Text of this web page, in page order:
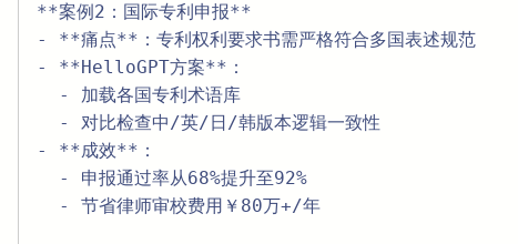
**案例2：国际专利申报**
- **痛点**：专利权利要求书需严格符合多国表述规范
- **HelloGPT方案**：
- **成效**：